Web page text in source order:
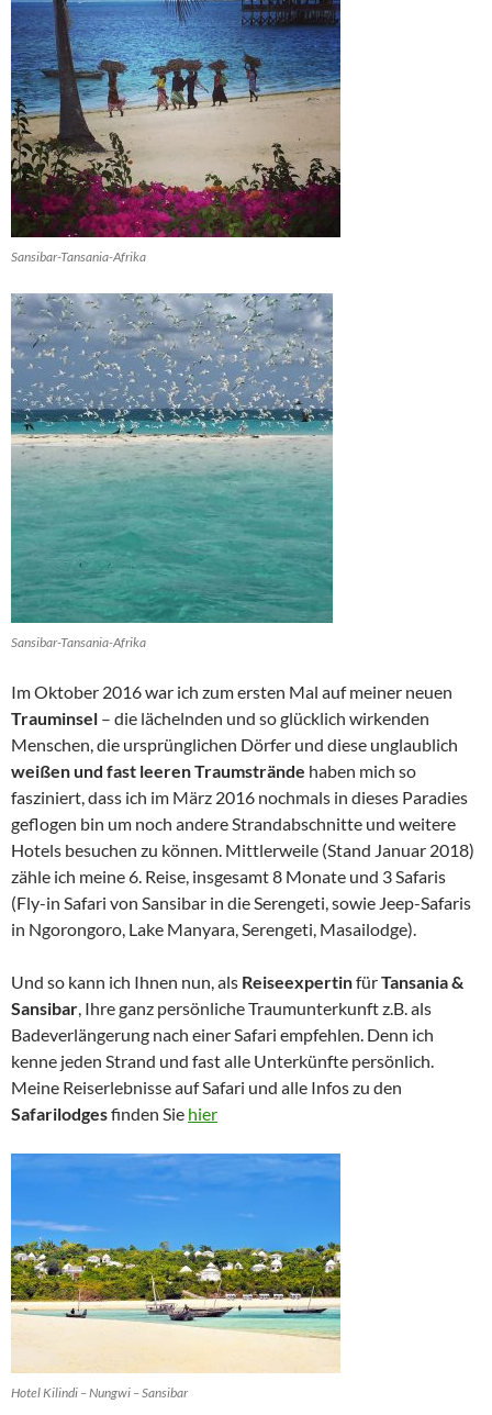
Sansibar-Tansania-Afrika
Sansibar-Tansania-Afrika
Im Oktober 2016 war ich zum ersten Mal auf meiner neuen
Trauminsel – die lächelnden und so glücklich wirkenden
Menschen, die ursprünglichen Dörfer und diese unglaublich
weißen und fast leeren Traumstrände haben mich so
fasziniert, dass ich im März 2016 nochmals in dieses Paradies
geflogen bin um noch andere Strandabschnitte und weitere
Hotels besuchen zu können. Mittlerweile (Stand Januar 2018)
zähle ich meine 6. Reise, insgesamt 8 Monate und 3 Safaris
(Fly-in Safari von Sansibar in die Serengeti, sowie Jeep-Safaris
in Ngorongoro, Lake Manyara, Serengeti, Masailodge).
Und so kann ich Ihnen nun, als ReiseexpertinfürTansania &
Sansibar, Ihre ganz persönliche Traumunterkunft z.B. als
Badeverlängerung nach einer Safari empfehlen. Denn ich
kenne jeden Strand und fast alle Unterkünfte persönlich.
Meine Reiserlebnisse auf Safari und alle Infos zu den
Safarilodgesfinden Sie hier
Hotel Kilindi – Nungwi – Sansibar